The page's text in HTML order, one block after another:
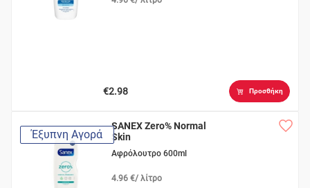
€2.98 Προσθήκη
Έξυπνη Αγορά
SANEX Zero% Normal
Skin
Αφρόλουτρο 600ml
4.96 €/ λίτρο